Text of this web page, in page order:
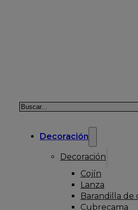
Buscar
Decoración
Decoración
Cojín
Lanza
Barandilla de
Cubrecama